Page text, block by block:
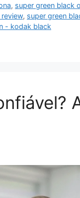
, super green black
, super green
- kodak black